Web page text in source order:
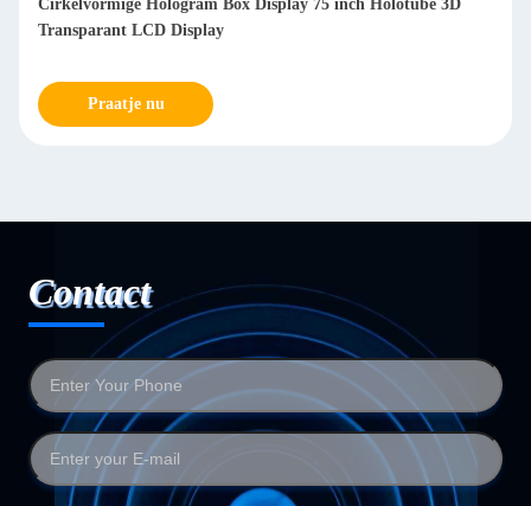
Android-gebaseerde Transparante LCD Hologram Box Display
met 4G-connectiviteit voor Reclame
Praatje nu
Contact